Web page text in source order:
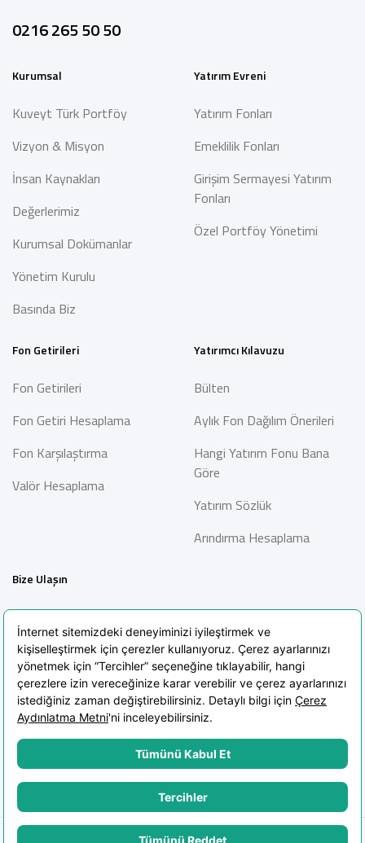
0216 265 50 50
Kurumsal
Kuveyt Türk Portföy
Vizyon & Misyon
İnsan Kaynakları
Değerlerimiz
Kurumsal Dokümanlar
Yönetim Kurulu
Basında Biz
Yatırım Evreni
Yatırım Fonları
Emeklilik Fonları
Girişim Sermayesi Yatırım
Fonları
Özel Portföy Yönetimi
Fon Getirileri
Fon Getirileri
Fon Getiri Hesaplama
Fon Karşılaştırma
Valör Hesaplama
Yatırımcı Kılavuzu
Bülten
Aylık Fon Dağılım Önerileri
Hangi Yatırım Fonu Bana
Göre
Yatırım Sözlük
Arındırma Hesaplama
Bize Ulaşın
İletişim
Bilgi Toplumu Hizmetleri
Sıkça Sorulan Sorular Blog
KVKK Aydınlatma Metni
KVKK Politikası
Çerez Politikası